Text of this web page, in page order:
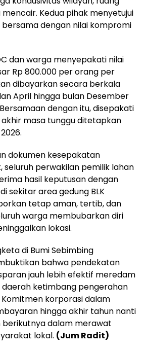
Kedua pihak menyetujui
dengan nilai kompromi
dan warga menyepakati nilai
Rp 800.000 per orang per
dibayarkan secara berkala
April hingga bulan Desember
dengan itu, disepakati
masa tunggu ditetapkan
dokumen kesepakatan
perwakilan pemilik lahan
hasil keputusan dengan
sekitar area gedung BLK
tetap aman, tertib, dan
warga membubarkan diri
lokasi.
di Bumi Sebimbing
bahwa pendekatan
jauh lebih efektif meredam
daerah ketimbang pengerahan
korporasi dalam
hingga akhir tahun nanti
berikutnya dalam merawat
lokal. (Jum Radit)